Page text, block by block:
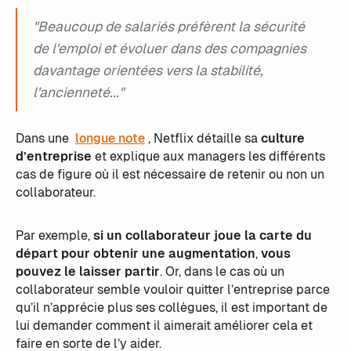
"Beaucoup de salariés préfèrent la sécurité
de l'emploi et évoluer dans des compagnies
davantage orientées vers la stabilité,
l'ancienneté..."
Dans une longue note, Netflix détaille saculture
d’entreprise et explique aux managers les différents
cas de figure où il est nécessaire de retenir ou non un
collaborateur.
Par exemple,si un collaborateur joue la carte du
départ pour obtenir une augmentation,vous
pouvez le laisser partir. Or, dans le cas où un
collaborateur semble vouloir quitter l’entreprise parce
qu’il n’apprécie plus ses collègues, il est important de
lui demander comment il aimerait améliorer cela et
faire en sorte de l’y aider.